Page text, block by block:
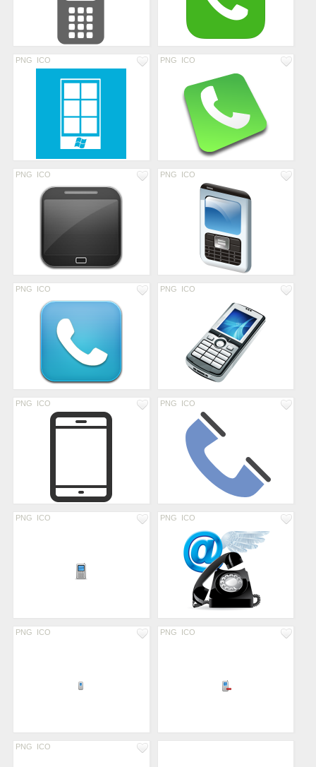
PNG ICO PNG ICO
PNG ICO PNG ICO
PNG ICO PNG ICO
PNG ICO PNG ICO
PNG ICO PNG ICO
PNG ICO PNG ICO
PNG ICO